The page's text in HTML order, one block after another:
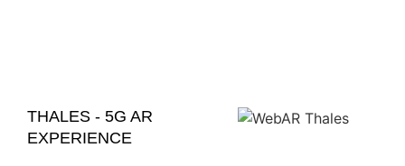
THALES - 5G AR
EXPERIENCE